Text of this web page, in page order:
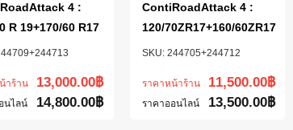
4 :
R 19+170/60 R17
าร้าน 13,000.00฿
นไลน์ 14,800.00฿
244705+244712
ContiRoadAttack 4 :
120/70ZR17+160/60ZR17
ราคาหน้าร้าน 11,500.00฿
ราคาออนไลน์ 13,500.00฿